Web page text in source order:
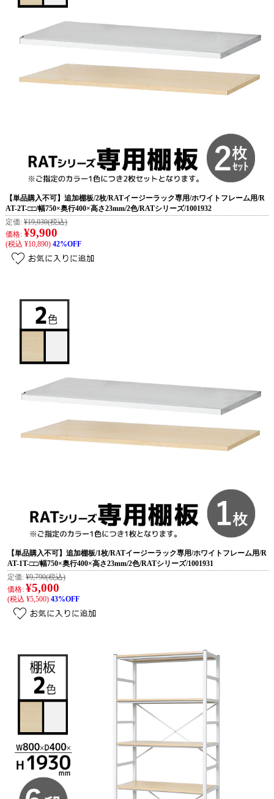
【単品購入不可】追加棚板/2枚/RATイージーラック専用/ホワイトフレーム用/R
AT-2T-□□/幅750×奥行400×高さ23mm/2色/RATシリーズ/1001932
定価: ¥19,030(税込)
価格: ¥9,900
(税込 ¥10,890) 42%OFF
【単品購入不可】追加棚板/1枚/RATイージーラック専用/ホワイトフレーム用/R
AT-1T-□□/幅750×奥行400×高さ23mm/2色/RATシリーズ/1001931
定価: ¥9,790(税込)
価格: ¥5,000
(税込 ¥5,500) 43%OFF